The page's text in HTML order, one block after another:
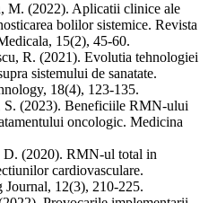
M. (2022). Aplicatii clinice ale
bolilor sistemice. Revista
15(2), 45-60.
R. (2021). Evolutia tehnologiei
sistemului de sanatate.
18(4), 123-135.
S. (2023). Beneficiile RMN-ului
oncologic. Medicina
D. (2020). RMN-ul total in
cardiovasculare.
Journal, 12(3), 210-225.